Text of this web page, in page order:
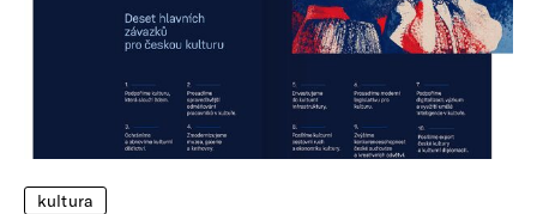
kultura